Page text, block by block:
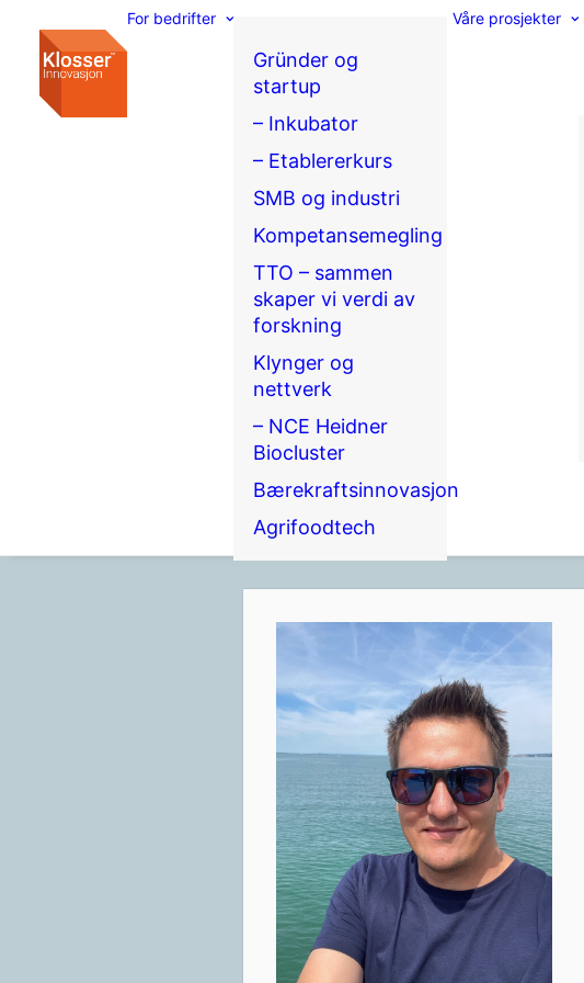
For bedrifter
Gründer og
startup
– Inkubator
– Etablererkurs
SMB og industri
Kompetansemegling
TTO – sammen
skaper vi verdi av
forskning
Klynger og
nettverk
– NCE Heidner
Biocluster
Bærekraftsinnovasjon
Agrifoodtech
Våre prosjekter